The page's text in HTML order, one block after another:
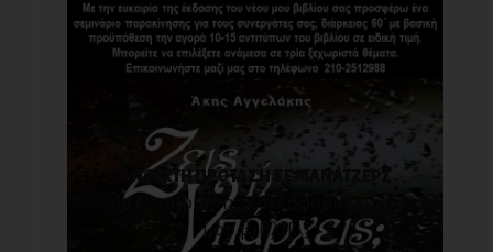
ΑΝΟΙΧΤΗ ΠΡΟΤΑΣΗ ΣΕ ΜΑΝΑΤΖΕΡΣ
Με την ευκαιρία της κυκλοφορίας του 31ου
μου βιβλί[...]